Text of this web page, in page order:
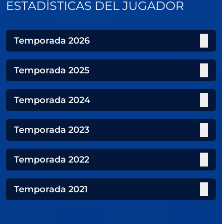
ESTADÍSTICAS DEL JUGADOR
Temporada 2026
Temporada 2025
Temporada 2024
Temporada 2023
Temporada 2022
Temporada 2021